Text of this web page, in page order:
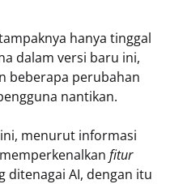
hanya tinggal
dalam versi baru ini,
beberapa perubahan
nantikan.
menurut informasi
fitur
ditenagai AI, dengan itu